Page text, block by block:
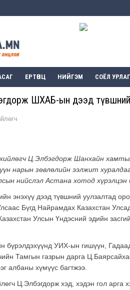
ЕРТӨНЦ НИЙГЭМ СОЁЛ УРЛАГ
ШХАБ-ын дээд
Ц.Элбэгдорж Шанхайн
нарын зөвлөлийн ээлжит
нийслэл Астана хотод хүрэлцэн
энэхүү дээд түвшний уулзалтад
Бүгд Найрамдах Казахстан
Улсын Үндэсний эдийн
бүрэлдэхүүнд УИХ-ын гишүүн,
Тамгын газрын дарга
албаны хүмүүс багтжээ.
Ц.Элбэгдорж хэд, хэдэн гол